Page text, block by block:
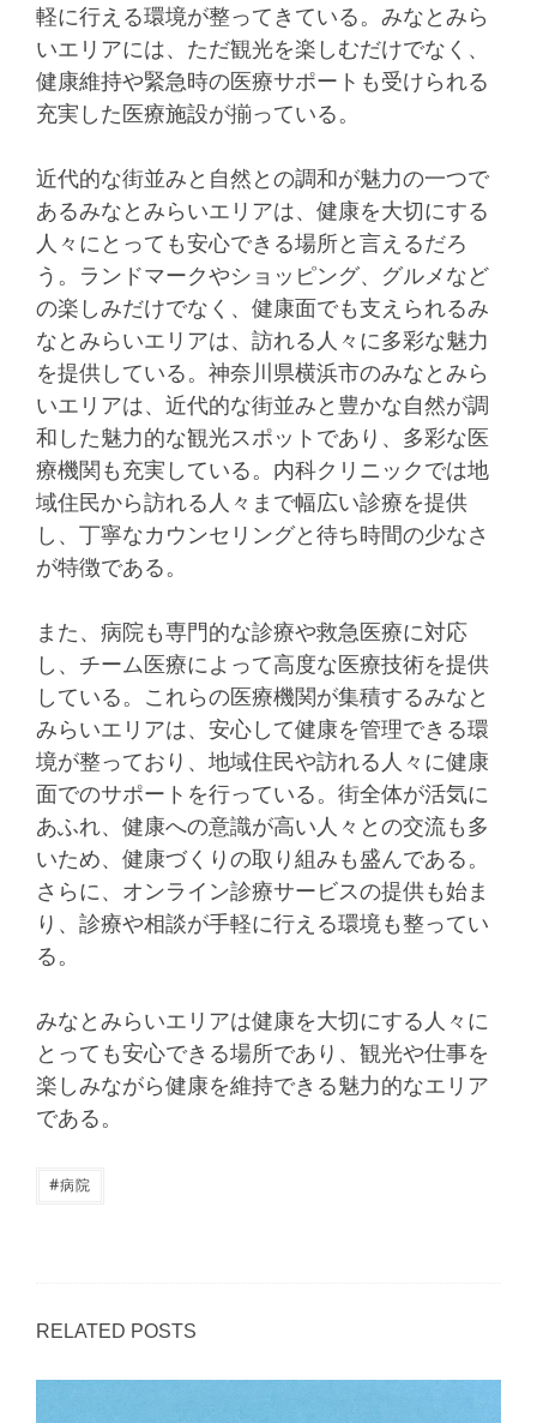
軽に行える環境が整ってきている。みなとみら
いエリアには、ただ観光を楽しむだけでなく、
健康維持や緊急時の医療サポートも受けられる
充実した医療施設が揃っている。
近代的な街並みと自然との調和が魅力の一つで
あるみなとみらいエリアは、健康を大切にする
人々にとっても安心できる場所と言えるだろ
う。ランドマークやショッピング、グルメなど
の楽しみだけでなく、健康面でも支えられるみ
なとみらいエリアは、訪れる人々に多彩な魅力
を提供している。神奈川県横浜市のみなとみら
いエリアは、近代的な街並みと豊かな自然が調
和した魅力的な観光スポットであり、多彩な医
療機関も充実している。内科クリニックでは地
域住民から訪れる人々まで幅広い診療を提供
し、丁寧なカウンセリングと待ち時間の少なさ
が特徴である。
また、病院も専門的な診療や救急医療に対応
し、チーム医療によって高度な医療技術を提供
している。これらの医療機関が集積するみなと
みらいエリアは、安心して健康を管理できる環
境が整っており、地域住民や訪れる人々に健康
面でのサポートを行っている。街全体が活気に
あふれ、健康への意識が高い人々との交流も多
いため、健康づくりの取り組みも盛んである。
さらに、オンライン診療サービスの提供も始ま
り、診療や相談が手軽に行える環境も整ってい
る。
みなとみらいエリアは健康を大切にする人々に
とっても安心できる場所であり、観光や仕事を
楽しみながら健康を維持できる魅力的なエリア
である。
#病院
RELATED POSTS